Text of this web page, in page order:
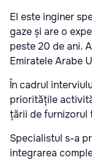
El este inginer
gaze și are o
peste 20 de ani.
Emiratele Arabe
În cadrul
prioritățile
țării de furnizorul
Specialistul s-a
integrarea